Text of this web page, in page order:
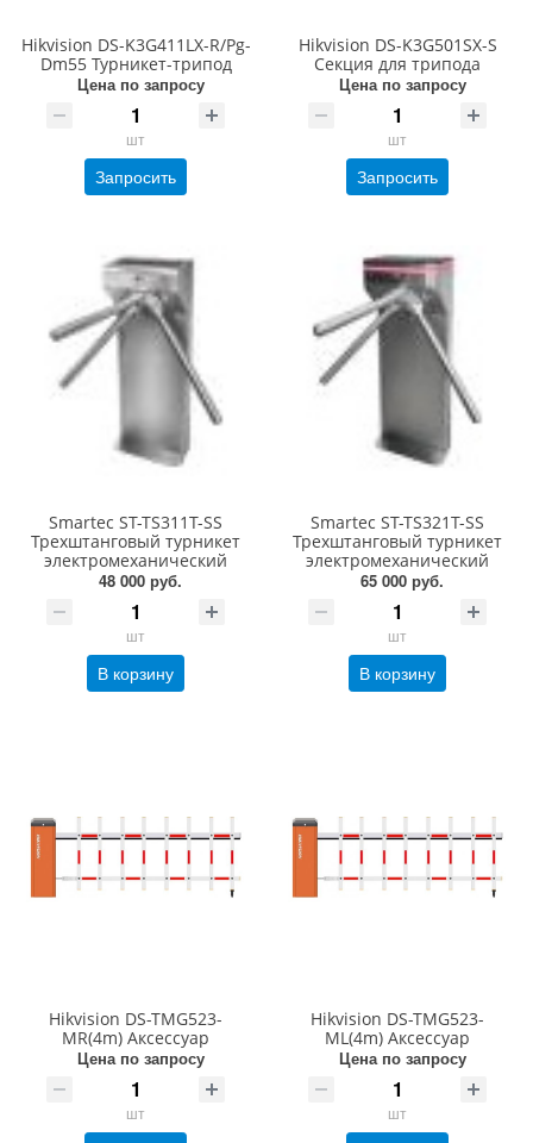
Hikvision DS-K3G411LX-R/Pg-
Dm55 Турникет-трипод
Цена по запросу
шт
Запросить
Hikvision DS-K3G501SX-S
Секция для трипода
Цена по запросу
шт
Запросить
Smartec ST-TS311T-SS
Трехштанговый турникет
электромеханический
48 000 руб.
шт
В корзину
Smartec ST-TS321T-SS
Трехштанговый турникет
электромеханический
65 000 руб.
шт
В корзину
Hikvision DS-TMG523-
MR(4m) Аксессуар
Цена по запросу
шт
Hikvision DS-TMG523-
ML(4m) Аксессуар
Цена по запросу
шт